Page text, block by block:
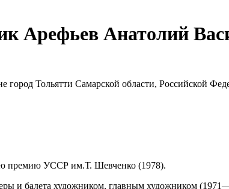
Арефьев Анатолий
город Тольятти Самарской области, Российской
премию УССР им.Т. Шевченко (1978).
и балета художником, главным художником